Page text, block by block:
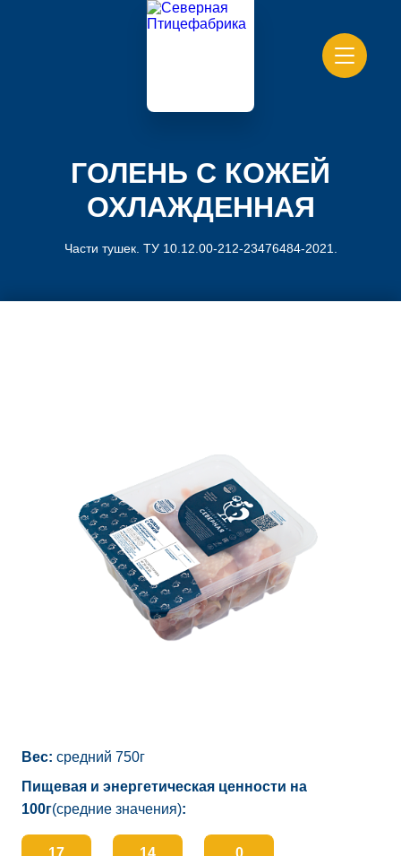
ГОЛЕНЬ С КОЖЕЙ
ОХЛАЖДЕННАЯ
Части тушек. ТУ 10.12.00-212-23476484-2021.
Вес: средний 750г
Пищевая и энергетическая ценности на
100г(средние значения):
17 14 0